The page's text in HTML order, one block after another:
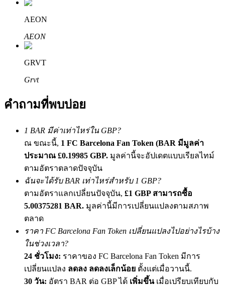
การแนะนำ
BTC Welcome Rewards
Deposit & Trade BTC to Share 25000 USDT prize pool!
Deposit CASHCAT & Win
AEON
AEON
GRVT
Grvt
คำถามที่พบบ่อย
1 BAR มีค่าเท่าไหร่ใน GBP?
ณ ขณะนี้, 1 FC Barcelona Fan Token (BAR มีมูลค่า
ประมาณ £0.19985 GBP. มูลค่านี้จะอัปเดตแบบเรียลไทม์
ตามอัตราตลาดปัจจุบัน
ฉันจะได้รับ BAR เท่าไหร่สำหรับ 1 GBP?
ตามอัตราแลกเปลี่ยนปัจจุบัน, £1 GBP สามารถซื้อ
5.00375281 BAR. มูลค่านี้มีการเปลี่ยนแปลงตามสภาพ
ตลาด
ราคา FC Barcelona Fan Token เปลี่ยนแปลงไปอย่างไรบ้าง
ในช่วงเวลา?
24 ชั่วโมง: ราคาของ FC Barcelona Fan Token มีการ
เปลี่ยนแปลง ลดลง ลดลงเล็กน้อย ตั้งแต่เมื่อวานนี้.
30 วัน: อัตรา BAR ต่อ GBP ได้ เพิ่มขึ้นเมื่อเปรียบเทียบกับ